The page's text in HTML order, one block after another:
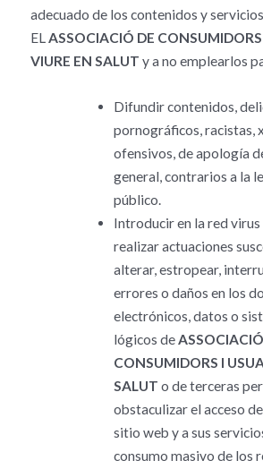
adecuado de los contenidos y
ELASSOCIACIÓ DE CONSUMIDORS
VIURE EN SALUT y a no emplearlos
Difundir contenidos,
pornográficos, racistas,
ofensivos, de apología
general, contrarios a la
público.
Introducir en la red
realizar actuaciones
alterar, estropear,
errores o daños en los
electrónicos, datos o
lógicos de
CONSUMIDORS I
SALUT o de terceras
obstaculizar el acceso
sitio web y a sus
consumo masivo de los